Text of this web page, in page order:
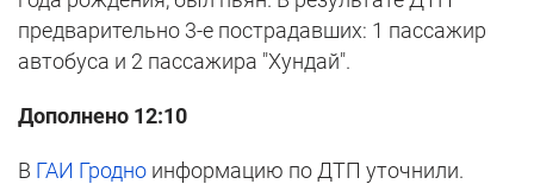
предварительно 3-е пострадавших: 1 пассажир
автобуса и 2 пассажира "Хундай".
Дополнено 12:10
В ГАИ Гродно информацию по ДТП уточнили.